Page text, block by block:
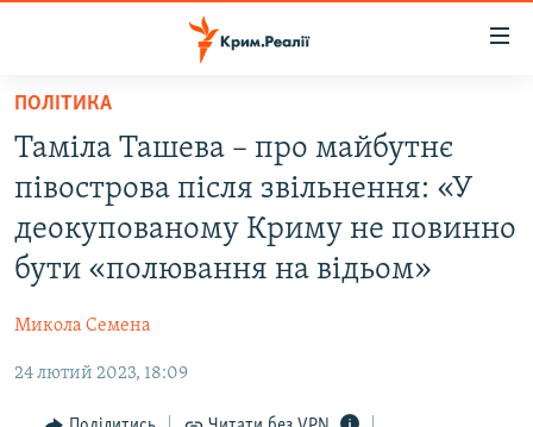
Перейти
основного
матеріалу
до
основної
Перейти
до
ВІДЕО ТА ФОТО
ПОЛІТИКА
ІНТЕРВ'Ю
ПОЛІТИКА
Таміла Ташева – про майбутнє
півострова після звільнення: «У
деокупованому Криму не повинно
бути «полювання на відьом»
Микола Семена
24 лютий 2023, 18:09